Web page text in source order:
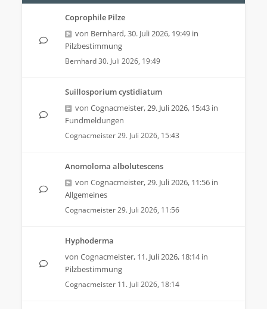
Coprophile Pilze
von Bernhard,30. Juli 2026, 19:49 in
Pilzbestimmung
Bernhard30. Juli 2026, 19:49
Suillosporium cystidiatum
von Cognacmeister,29. Juli 2026, 15:43 in
Fundmeldungen
Cognacmeister29. Juli 2026, 15:43
Anomoloma albolutescens
von Cognacmeister,29. Juli 2026, 11:56 in
Allgemeines
Cognacmeister29. Juli 2026, 11:56
Hyphoderma
von Cognacmeister, 11. Juli 2026, 18:14in
Pilzbestimmung
Cognacmeister 11. Juli 2026, 18:14